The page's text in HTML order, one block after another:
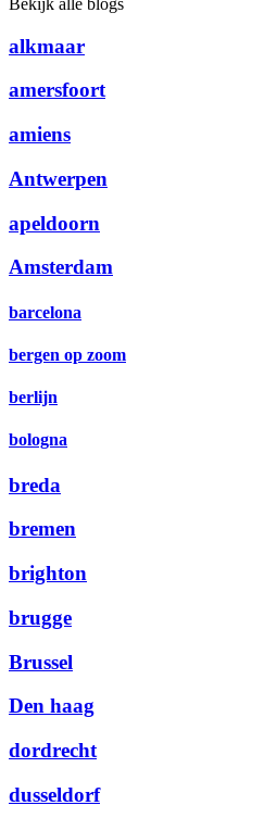
Bekijk alle blogs
alkmaar
amersfoort
amiens
Antwerpen
apeldoorn
Amsterdam
barcelona
bergen op zoom
berlijn
bologna
breda
bremen
brighton
brugge
Brussel
Den haag
dordrecht
dusseldorf